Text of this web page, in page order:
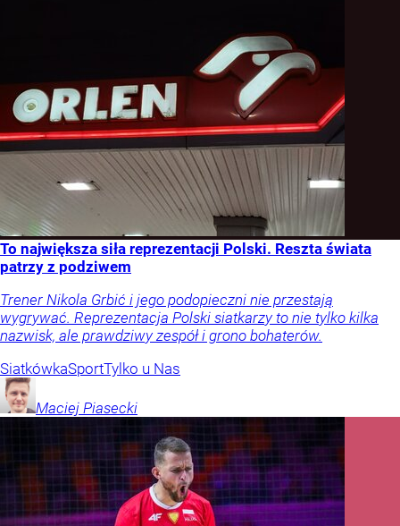
To największa siła reprezentacji Polski. Reszta świata
patrzy z podziwem
Trener Nikola Grbić i jego podopieczni nie przestają
wygrywać. Reprezentacja Polski siatkarzy to nie tylko kilka
nazwisk, ale prawdziwy zespół i grono bohaterów.
SiatkówkaSportTylko u Nas
Maciej Piasecki